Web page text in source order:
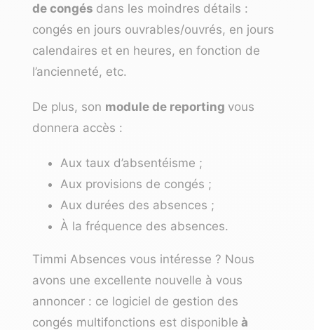
de congés dans les moindres détails :
congés en jours ouvrables/ouvrés, en jours
calendaires et en heures, en fonction de
l’ancienneté, etc.
De plus, son module de reporting vous
donnera accès :
Aux taux d’absentéisme ;
Aux provisions de congés ;
Aux durées des absences ;
À la fréquence des absences.
Timmi Absences vous intéresse ? Nous
avons une excellente nouvelle à vous
annoncer : ce logiciel de gestion des
congés multifonctions est disponible à